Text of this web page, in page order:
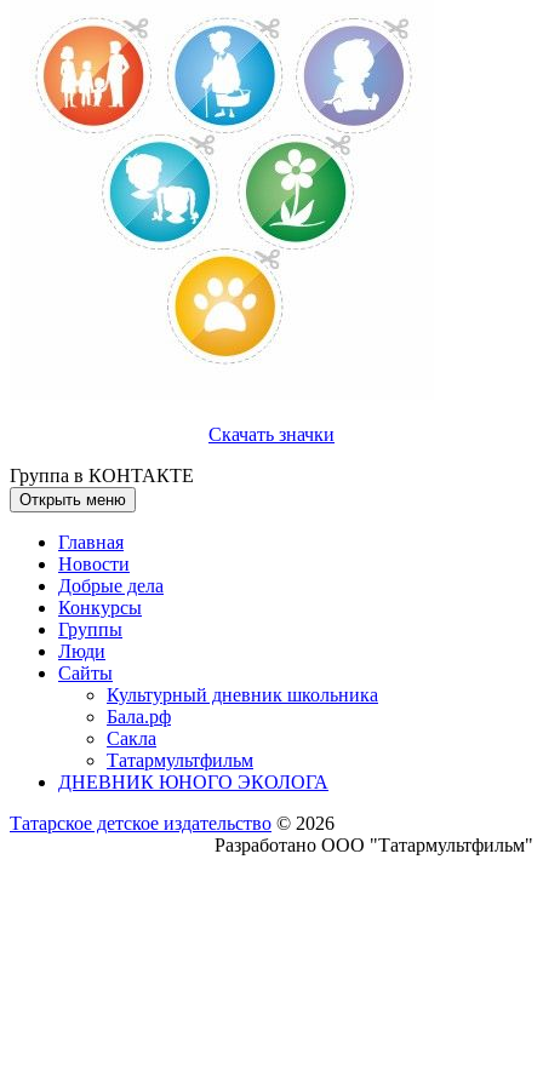
Скачать значки
Группа в КОНТАКТЕ
Открыть меню
Главная
Новости
Добрые дела
Конкурсы
Группы
Люди
Сайты
Культурный дневник школьника
Бала.рф
Сакла
Татармультфильм
ДНЕВНИК ЮНОГО ЭКОЛОГА
Татарское детское издательство © 2026
Разработано ООО "Татармультфильм"